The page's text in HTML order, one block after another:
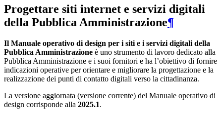
Progettare siti internet e servizi digitali
della Pubblica Amministrazione¶
Il Manuale operativo di design per i siti e i servizi digitali della
Pubblica Amministrazione è uno strumento di lavoro dedicato alla
Pubblica Amministrazione e i suoi fornitori e ha l’obiettivo di fornire
indicazioni operative per orientare e migliorare la progettazione e la
realizzazione dei punti di contatto digitali verso la cittadinanza.
La versione aggiornata (versione corrente) del Manuale operativo di
design corrisponde alla 2025.1.